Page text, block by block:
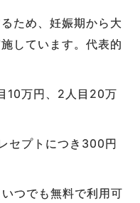
ため、妊娠期から大
しています。代表的
万円、2人目20万
プトにつき300円
でも無料で利用可